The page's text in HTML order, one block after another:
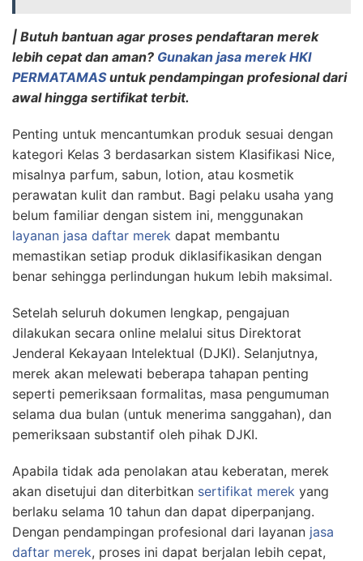
| Butuh bantuan agar proses pendaftaran merek
lebih cepat dan aman? Gunakan jasa merek HKI
PERMATAMASuntuk pendampingan profesional dari
awal hingga sertifikat terbit.
Penting untuk mencantumkan produk sesuai dengan
kategori Kelas 3 berdasarkan sistem Klasifikasi Nice,
misalnya parfum, sabun, lotion, atau kosmetik
perawatan kulit dan rambut. Bagi pelaku usaha yang
belum familiar dengan sistem ini, menggunakan
layanan jasa daftar merek dapat membantu
memastikan setiap produk diklasifikasikan dengan
benar sehingga perlindungan hukum lebih maksimal.
Setelah seluruh dokumen lengkap, pengajuan
dilakukan secara online melalui situs Direktorat
Jenderal Kekayaan Intelektual (DJKI). Selanjutnya,
merek akan melewati beberapa tahapan penting
seperti pemeriksaan formalitas, masa pengumuman
selama dua bulan (untuk menerima sanggahan), dan
pemeriksaan substantif oleh pihak DJKI.
Apabila tidak ada penolakan atau keberatan, merek
akan disetujui dan diterbitkan sertifikat merek yang
berlaku selama 10 tahun dan dapat diperpanjang.
Dengan pendampingan profesional dari layanan jasa
daftar merek, proses ini dapat berjalan lebih cepat,